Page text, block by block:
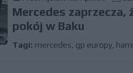
Mercedes zaprzecza,
pokój w Baku
Tagi: mercedes gp europy